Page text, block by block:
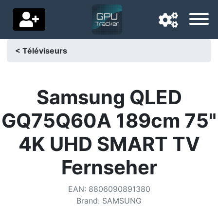
Pays de livraison
Accueil
Paramètres
Soutenez-nous
Contactez-nous
< Téléviseurs
Samsung QLED
GQ75Q60A 189cm 75"
4K UHD SMART TV
Fernseher
EAN: 8806090891380
Brand: SAMSUNG